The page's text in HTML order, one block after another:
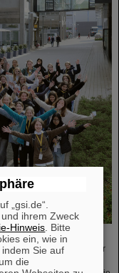
Girls’Day bei
68 Mädchen im Alter
und informierten sich
„gsi.de“.
ihrem Zweck
Hinweis . Bitte
ein, wie in
Sie auf
die